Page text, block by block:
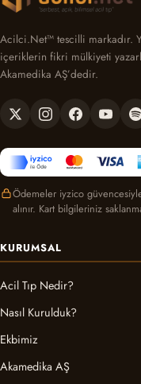
Acilci.Net™ tescilli markadır.
içeriklerin fikri mülkiyeti
Akamedika AŞ’dedir.
Ödemeler iyzico
alınır. Kart bilgileriniz
KURUMSAL
Acil Tıp Nedir?
Nasıl Kurulduk?
Ekbimiz
Akamedika AŞ